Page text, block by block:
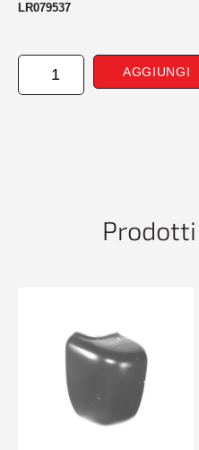
LR079537
PARAURTI
ANTERIORE
AGGIUNGI